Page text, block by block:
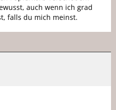
auch wenn ich grad
falls du mich meinst.